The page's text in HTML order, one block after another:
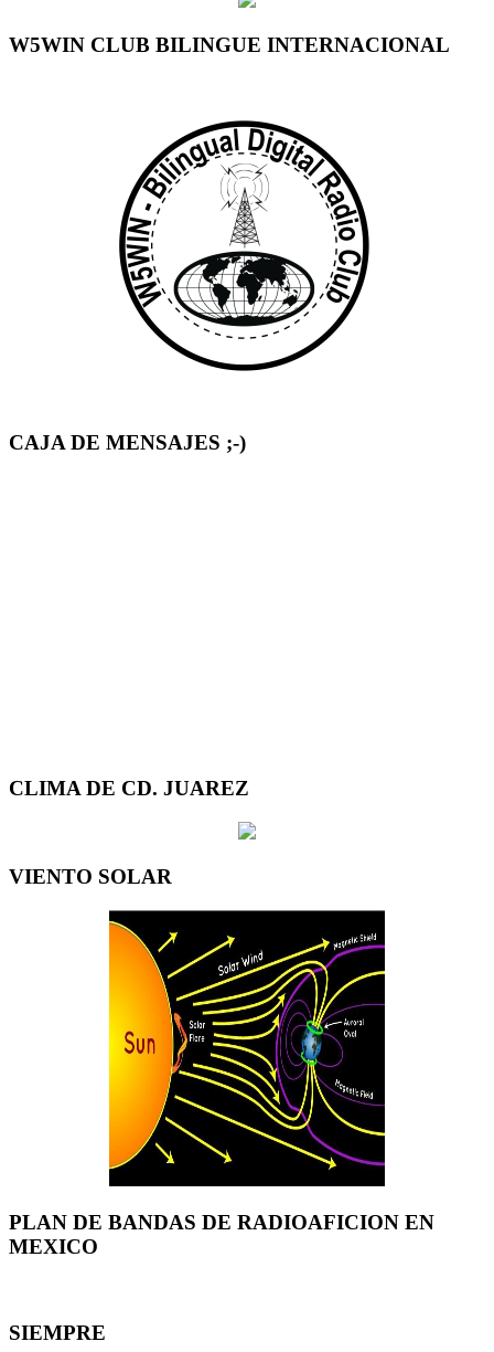
W5WIN CLUB BILINGUE INTERNACIONAL
CAJA DE MENSAJES ;-)
CLIMA DE CD. JUAREZ
VIENTO SOLAR
PLAN DE BANDAS DE RADIOAFICION EN
MEXICO
SIEMPRE